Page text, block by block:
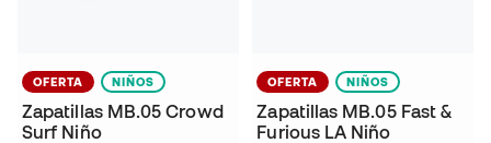
OFERTA NIÑOS
Zapatillas MB.05 Crowd
Surf Niño
OFERTA NIÑOS
Zapatillas MB.05 Fast &
Furious LA Niño